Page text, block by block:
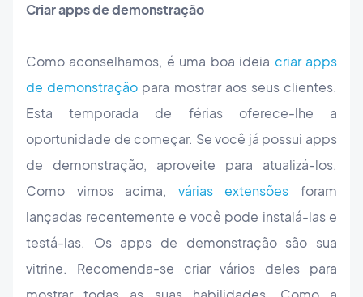
Criar apps de demonstração
Como aconselhamos, é uma boa ideia criar apps
de demonstração para mostrar aos seus clientes.
Esta temporada de férias oferece-lhe a
oportunidade de começar. Se você já possui apps
de demonstração, aproveite para atualizá-los.
Como vimos acima, várias extensões foram
lançadas recentemente e você pode instalá-las e
testá-las. Os apps de demonstração são sua
vitrine. Recomenda-se criar vários deles para